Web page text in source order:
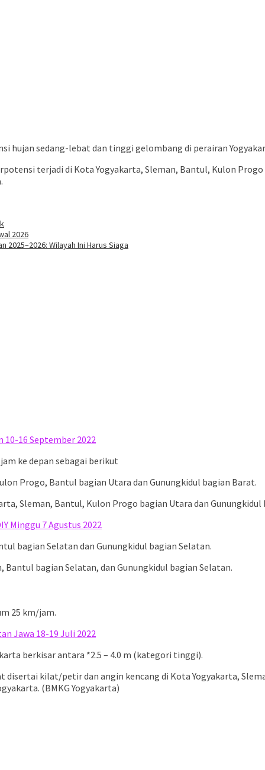
hujan sedang-lebat dan tinggi gelombang di perairan
terjadi di Kota Yogyakarta, Sleman, Bantul, Kulon
2026
2025–2026: Wilayah Ini Harus Siaga
10-16 September 2022
ke depan sebagai berikut
Progo, Bantul bagian Utara dan Gunungkidul bagian Barat.
Sleman, Bantul, Kulon Progo bagian Utara dan Gunungkidul
Minggu 7 Agustus 2022
bagian Selatan dan Gunungkidul bagian Selatan.
bagian Selatan, dan Gunungkidul bagian Selatan.
25 km/jam.
Jawa 18-19 Juli 2022
berkisar antara *2.5 – 4.0 m (kategori tinggi).
disertai kilat/petir dan angin kencang di Kota Yogyakarta,
(BMKG Yogyakarta)